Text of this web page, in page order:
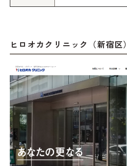
ヒロオカクリニック（新宿区）